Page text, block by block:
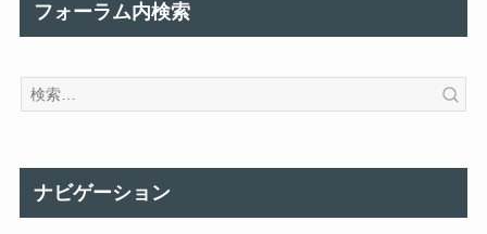
フォーラム内検索
ナビゲーション